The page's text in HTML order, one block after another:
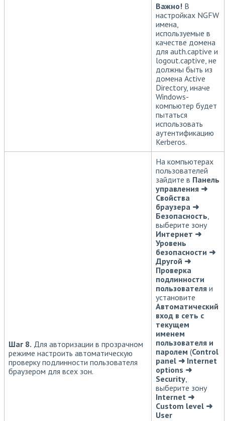
Важно! В
настройках NGFW
имена,
используемые в
качестве домена
для auth.captive и
logout.captive, не
должны быть из
домена Active
Directory, иначе
Windows-
компьютер будет
пытаться
использовать
аутентификацию
Kerberos.
Шаг 8. Для авторизации в прозрачном
режиме настроить автоматическую
проверку подлинности пользователя
браузером для всех зон.
На компьютерах
пользователей
зайдите в Панель
управления ➜
Свойства
браузера ➜
Безопасность,
выберите зону
Интернет ➜
Уровень
безопасности ➜
Другой ➜
Проверка
подлинности
пользователя и
установите
Автоматический
вход в сеть с
текущем
именем
пользователя и
паролем (Control
panel ➜ Internet
options ➜
Security,
выберите зону
Internet ➜
Custom level ➜
User